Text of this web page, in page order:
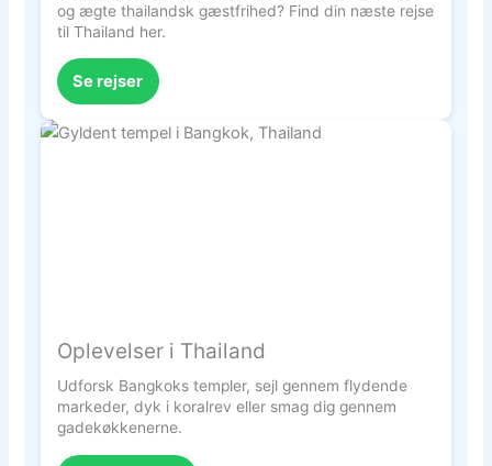
og ægte thailandsk gæstfrihed? Find din næste rejse
til Thailand her.
Se rejser
Oplevelser i Thailand
Udforsk Bangkoks templer, sejl gennem flydende
markeder, dyk i koralrev eller smag dig gennem
gadekøkkenerne.